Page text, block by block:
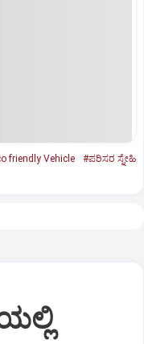
friendly Vehicle
#ಪರಿಸರ ಸ್ನೇಹಿ